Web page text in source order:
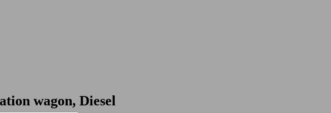
wagon, Diesel